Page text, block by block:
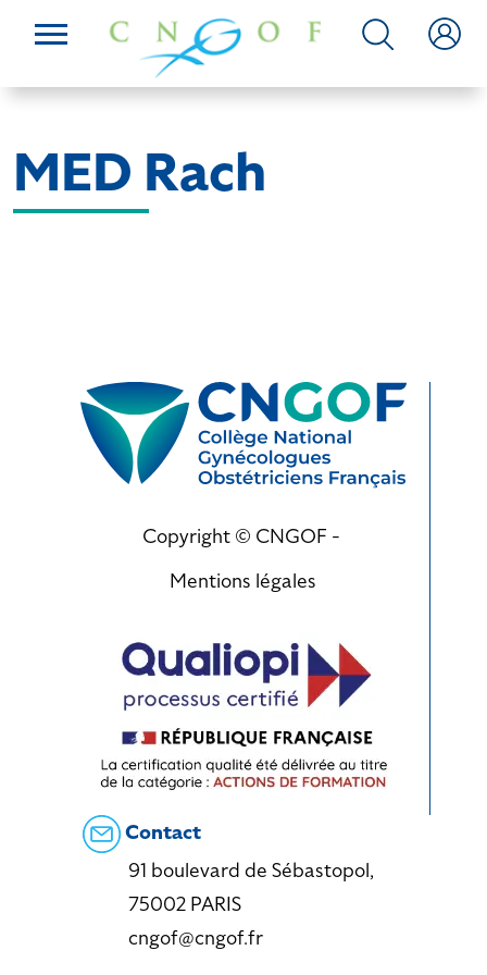
MED Rach
Copyright © CNGOF -
Mentions légales
Contact
91 boulevard de Sébastopol,
75002 PARIS
cngof@cngof.fr